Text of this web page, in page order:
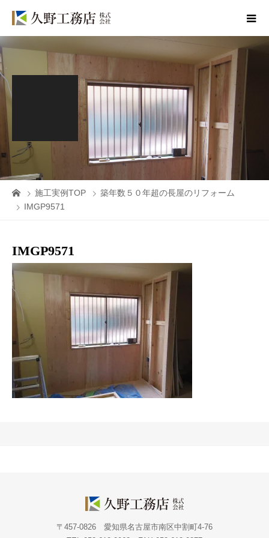
施工実例TOP
築年数５０年超の長屋のリフォーム
IMGP9571
IMGP9571
〒457-0826 愛知県名古屋市南区中割町4-76